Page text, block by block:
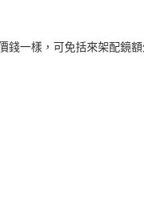
一樣，可免括來架配鏡